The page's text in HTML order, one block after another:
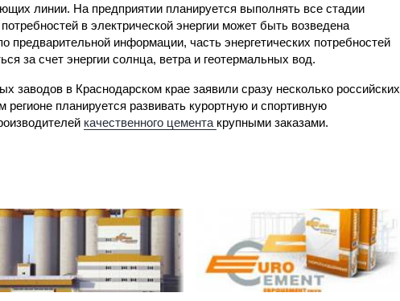
линии. На предприятии планируется выполнять все стадии
в электрической энергии может быть возведена
предварительной информации, часть энергетических потребностей
за счет энергии солнца, ветра и геотермальных вод.
заводов в Краснодарском крае заявили сразу несколько российских
планируется развивать курортную и спортивную
качественного цемента крупными заказами.